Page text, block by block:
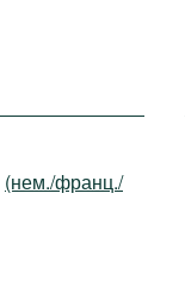
(нем./франц./